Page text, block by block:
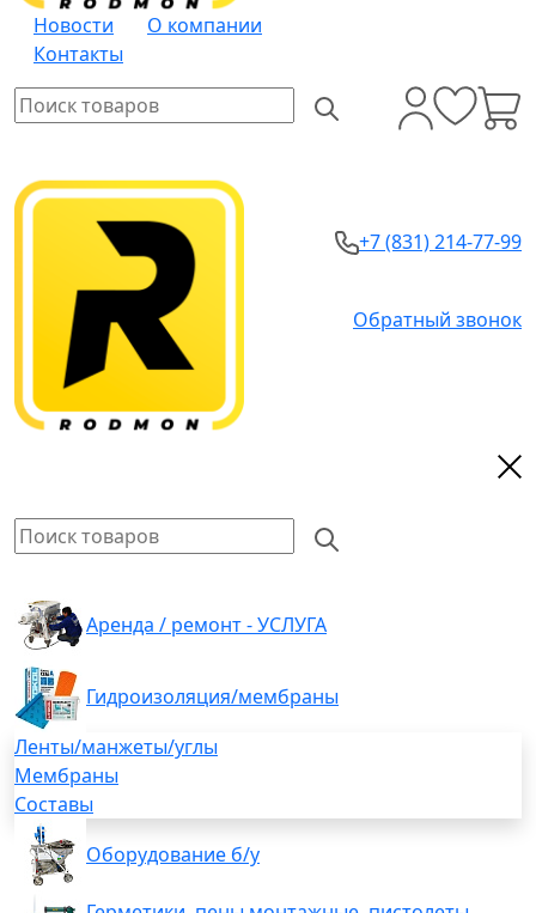
Новости
О компании
Контакты
+7 (831) 214-77-99
Обратный звонок
Аренда / ремонт - УСЛУГА
Гидроизоляция/мембраны
Ленты/манжеты/углы
Мембраны
Составы
Оборудование б/у